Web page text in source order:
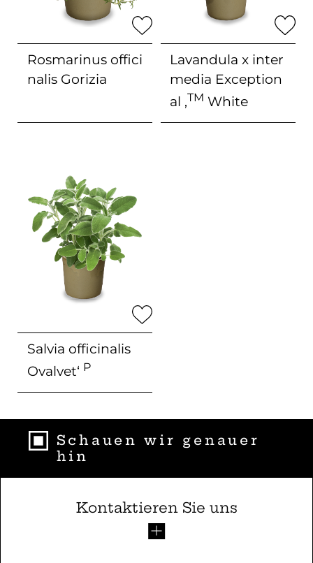
Rosmarinus offici
nalisGorizia
Lavandula x inter
media Exception
al ‚TM White
Salvia officinalis
Ovalvet‘ P
Schauen wir genauer
hin
Kontaktieren Sie uns